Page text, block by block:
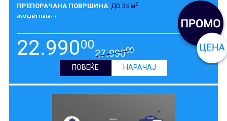
ПРЕПОРАЧАНА ПОВРШИНА: ДО 35 м2
ФУНКЦИИ: /
22.99000
27.99000
ПОВЕЌЕ НАРАЧАЈ